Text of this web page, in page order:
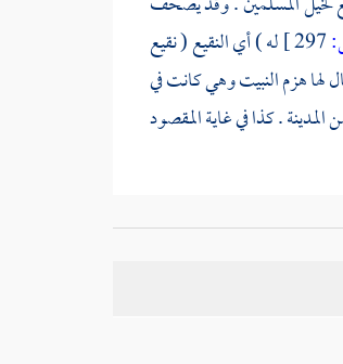
له ) أيالنقيع(نقيع
لهاهزم النبيتوهي كانت في
المدينة. كذا في غاية المقصود
يقال على ميل منالمدينة.
الوالي من شرط